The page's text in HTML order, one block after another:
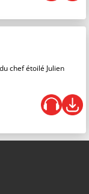
chef étoilé Julien